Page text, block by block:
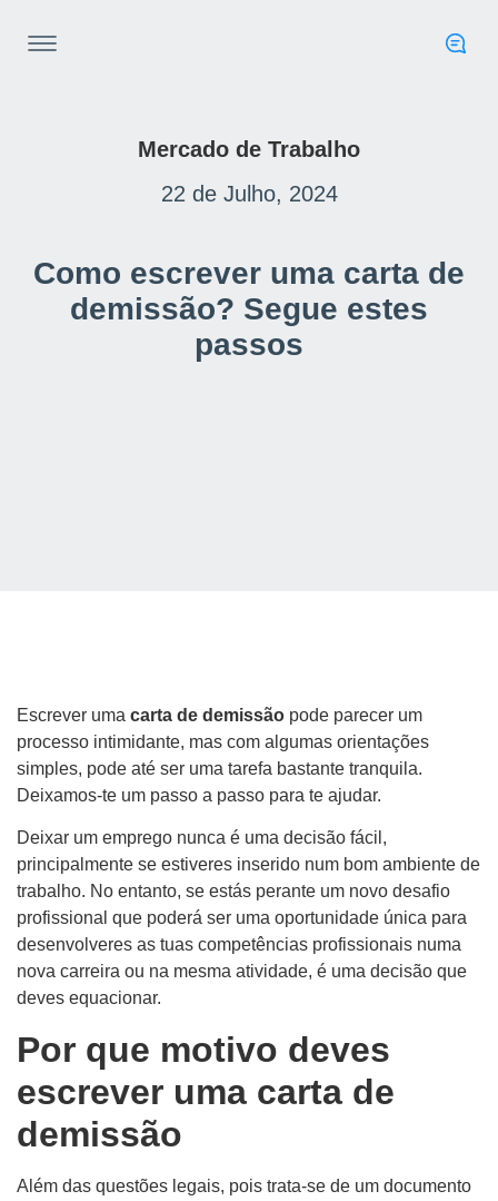
Mercado de Trabalho
22 de Julho, 2024
Como escrever uma carta de
demissão? Segue estes
passos
Escrever uma carta de demissão pode parecer um
processo intimidante, mas com algumas orientações
simples, pode até ser uma tarefa bastante tranquila.
Deixamos-te um passo a passo para te ajudar.
Deixar um emprego nunca é uma decisão fácil,
principalmente se estiveres inserido num bom ambiente de
trabalho. No entanto, se estás perante um novo desafio
profissional que poderá ser uma oportunidade única para
desenvolveres as tuas competências profissionais numa
nova carreira ou na mesma atividade, é uma decisão que
deves equacionar.
Por que motivo deves
escrever uma carta de
demissão
Além das questões legais, pois trata-se de um documento